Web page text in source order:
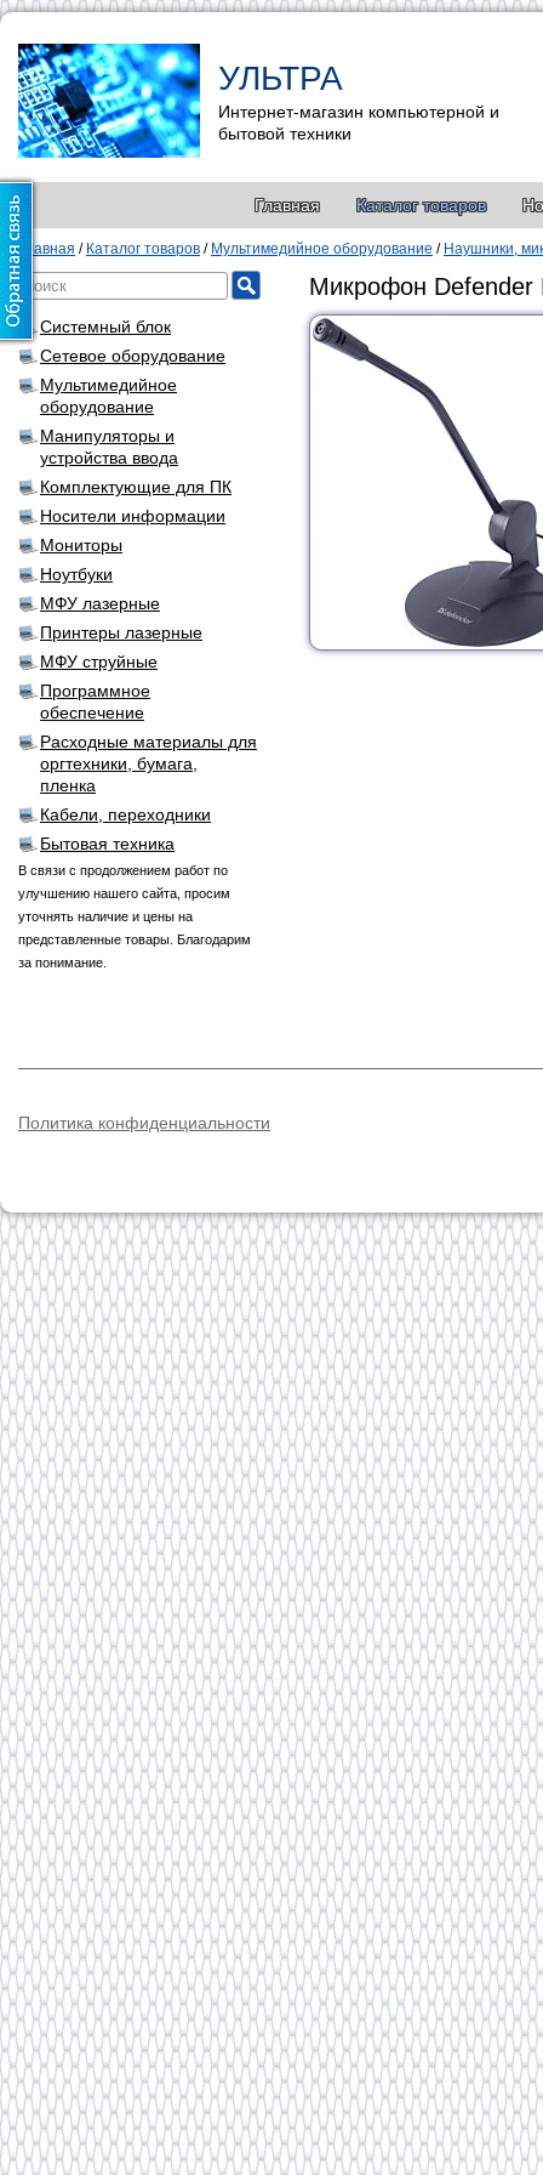
УЛЬТРА
Интернет-магазин компьютерной и
бытовой техники
Главная Каталог товаров
Главная / Каталог товаров / Мультимедийное оборудование / Наушники,
Системный блок
Сетевое оборудование
Мультимедийное
оборудование
Манипуляторы и
устройства ввода
Комплектующие для ПК
Носители информации
Мониторы
Ноутбуки
МФУ лазерные
Принтеры лазерные
МФУ струйные
Программное
обеспечение
Расходные материалы для
оргтехники, бумага,
пленка
Кабели, переходники
Бытовая техника
В связи с продолжением работ по
улучшению нашего сайта, просим
уточнять наличие и цены на
представленные товары. Благодарим
за понимание.
Микрофон Defender
Политика конфиденциальности